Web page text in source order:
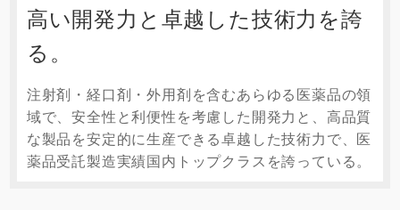
高い開発力と卓越した技術力を誇
る。
注射剤・経口剤・外用剤を含むあらゆる医薬品の領
域で、安全性と利便性を考慮した開発力と、高品質
な製品を安定的に生産できる卓越した技術力で、医
薬品受託製造実績国内トップクラスを誇っている。